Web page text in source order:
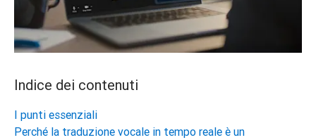
Indice dei contenuti
I punti essenziali
Perché la traduzione vocale in tempo reale è un